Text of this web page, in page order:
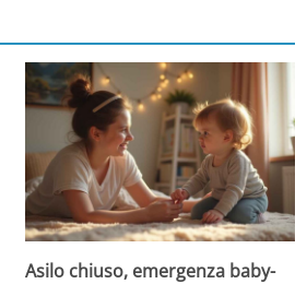
Asilo chiuso, emergenza baby-